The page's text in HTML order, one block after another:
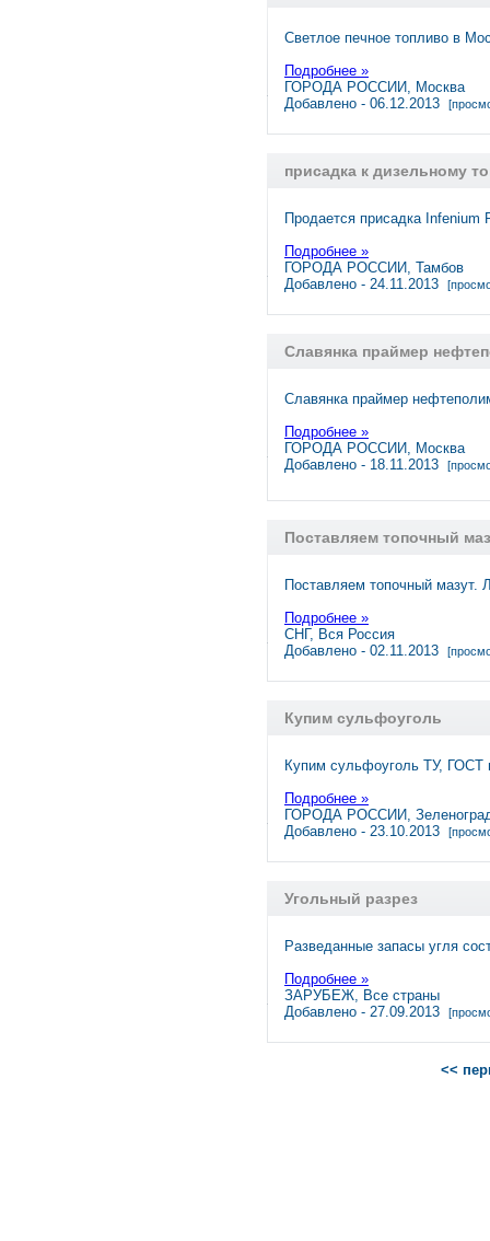
Светлое печное топливо в
Подробнее »
ГОРОДА РОССИИ, Москва
Добавлено - 06.12.2013
присадка к дизельному
Продается присадка
Подробнее »
ГОРОДА РОССИИ, Тамбов
Добавлено - 24.11.2013
Славянка праймер
Славянка праймер
Подробнее »
ГОРОДА РОССИИ, Москва
Добавлено - 18.11.2013
Поставляем топочный
Поставляем топочный
Подробнее »
СНГ, Вся Россия
Добавлено - 02.11.2013
Купим сульфоуголь
Купим сульфоуголь ТУ, ГОСТ
Подробнее »
ГОРОДА РОССИИ,
Добавлено - 23.10.2013
Угольный разрез
Разведанные запасы угля
Подробнее »
ЗАРУБЕЖ, Все страны
Добавлено - 27.09.2013
<<